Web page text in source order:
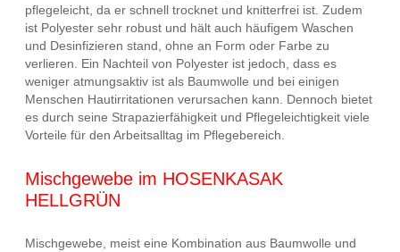
pflegeleicht, da er schnell trocknet und knitterfrei ist. Zudem
ist Polyester sehr robust und hält auch häufigem Waschen
und Desinfizieren stand, ohne an Form oder Farbe zu
verlieren. Ein Nachteil von Polyester ist jedoch, dass es
weniger atmungsaktiv ist als Baumwolle und bei einigen
Menschen Hautirritationen verursachen kann. Dennoch bietet
es durch seine Strapazierfähigkeit und Pflegeleichtigkeit viele
Vorteile für den Arbeitsalltag im Pflegebereich.
Mischgewebe im HOSENKASAK
HELLGRÜN
Mischgewebe, meist eine Kombination aus Baumwolle und